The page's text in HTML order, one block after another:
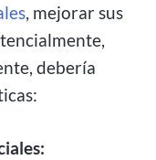
, mejorar sus
debería